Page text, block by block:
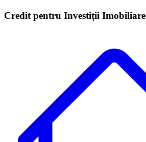
Credit pentru Investiții Imobiliare